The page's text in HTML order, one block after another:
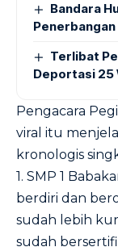
Bandara
Terlibat
Deportasi 25
Pengacara
viral itu
kronologis
1. SMP 1
berdiri dan
sudah lebih
sudah